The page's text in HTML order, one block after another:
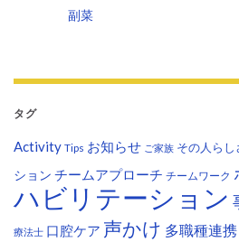
副菜
タグ
Activity Tips お知らせ ご家族 その人らし
ション チームアプローチ チームワーク
ハビリテーション
療法士 口腔ケア 声かけ 多職種連携